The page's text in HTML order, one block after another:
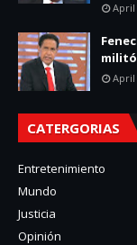
April
April
CATERGORIAS
Entretenimiento
Mundo
Justicia
Opinión